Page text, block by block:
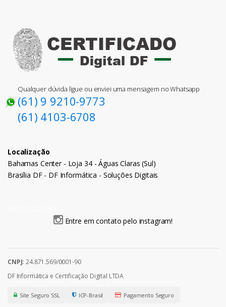
Qualquer dúvida ligue ou enviei uma mensagem no Whatsapp
(61) 9 9210-9773
(61) 4103-6708
Localização
Bahamas Center - Loja 34 - Águas Claras (Sul)
Brasília DF - DF Informática - Soluções Digitais
Entre em contato pelo instagram!
CNPJ: 24.871.569/0001-90
DF Informática e Certificação Digital LTDA
Site Seguro SSL ICP-Brasil Pagamento Seguro